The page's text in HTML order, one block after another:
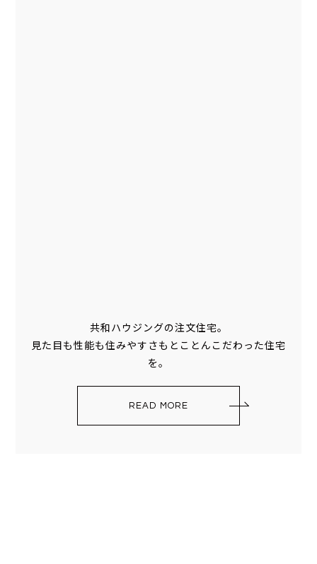
共和ハウジングの注文住宅。
見た目も性能も住みやすさもとことんこだわった住宅
を。
READ MORE